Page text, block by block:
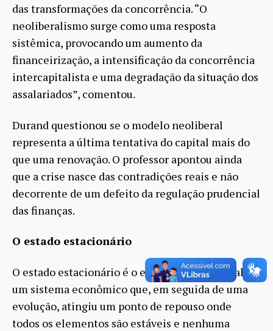
das transformações da concorrência. “O
neoliberalismo surge como uma resposta
sistêmica, provocando um aumento da
financeirização, a intensificação da concorrência
intercapitalista e uma degradação da situação dos
assalariados”, comentou.
Durand questionou se o modelo neoliberal
representa a última tentativa do capital mais do
que uma renovação. O professor apontou ainda
que a crise nasce das contradições reais e não
decorrente de um defeito da regulação prudencial
das finanças.
O estado estacionário
O estado estacionário é o estado concreto, real, de
um sistema econômico que, em seguida de uma
evolução, atingiu um ponto de repouso onde
todos os elementos são estáveis e nenhuma